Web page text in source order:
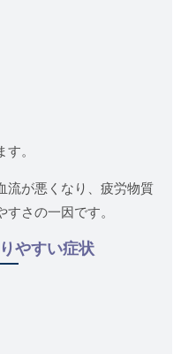
。
流が悪くなり、疲労物質
さの一因です。
やすい症状